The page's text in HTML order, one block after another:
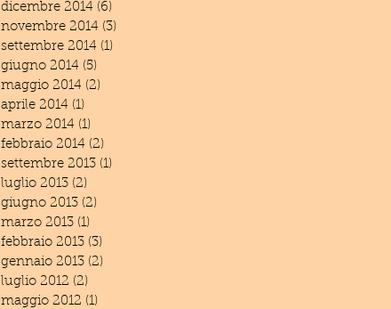
dicembre 2014 (6)
novembre 2014 (3)
settembre 2014 (1)
giugno 2014 (5)
maggio 2014 (2)
aprile 2014 (1)
marzo 2014 (1)
febbraio 2014 (2)
settembre 2013 (1)
luglio 2013 (2)
giugno 2013 (2)
marzo 2013 (1)
febbraio 2013 (3)
gennaio 2013 (2)
luglio 2012 (2)
maggio 2012 (1)